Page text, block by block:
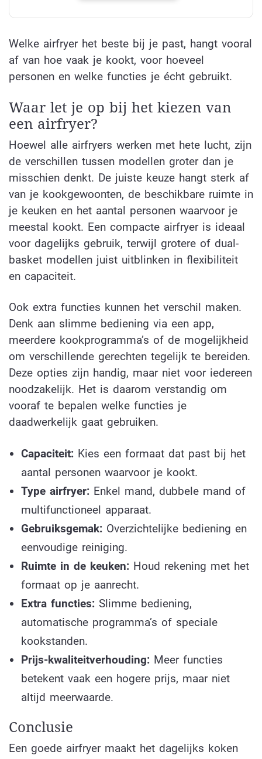
Welke airfryer het beste bij je past, hangt vooral
af van hoe vaak je kookt, voor hoeveel
personen en welke functies je écht gebruikt.
Waar let je op bij het kiezen van
een airfryer?
Hoewel alle airfryers werken met hete lucht, zijn
de verschillen tussen modellen groter dan je
misschien denkt. De juiste keuze hangt sterk af
van je kookgewoonten, de beschikbare ruimte in
je keuken en het aantal personen waarvoor je
meestal kookt. Een compacte airfryer is ideaal
voor dagelijks gebruik, terwijl grotere of dual-
basket modellen juist uitblinken in flexibiliteit
en capaciteit.
Ook extra functies kunnen het verschil maken.
Denk aan slimme bediening via een app,
meerdere kookprogramma’s of de mogelijkheid
om verschillende gerechten tegelijk te bereiden.
Deze opties zijn handig, maar niet voor iedereen
noodzakelijk. Het is daarom verstandig om
vooraf te bepalen welke functies je
daadwerkelijk gaat gebruiken.
Capaciteit:Kies een formaat dat past bij het
aantal personen waarvoor je kookt.
Type airfryer:Enkel mand, dubbele mand of
multifunctioneel apparaat.
Gebruiksgemak:Overzichtelijke bediening en
eenvoudige reiniging.
Ruimte in de keuken:Houd rekening met het
formaat op je aanrecht.
Extra functies:Slimme bediening,
automatische programma’s of speciale
kookstanden.
Prijs-kwaliteitverhouding:Meer functies
betekent vaak een hogere prijs, maar niet
altijd meerwaarde.
Conclusie
Een goede airfryer maakt het dagelijks koken